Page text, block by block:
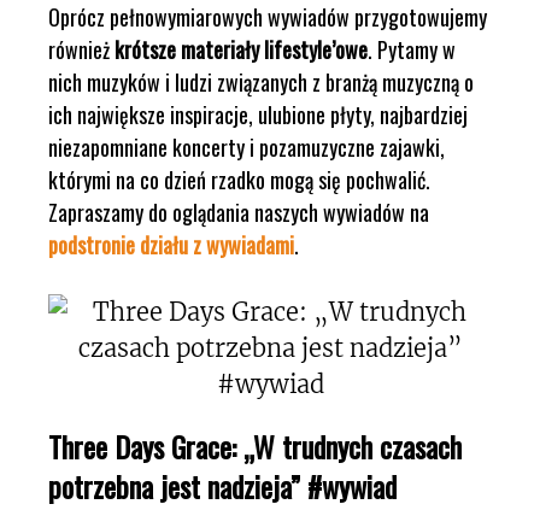
Oprócz pełnowymiarowych wywiadów przygotowujemy
równieżkrótsze materiały lifestyle’owe. Pytamy w
nich muzyków i ludzi związanych z branżą muzyczną o
ich największe inspiracje, ulubione płyty, najbardziej
niezapomniane koncerty i pozamuzyczne zajawki,
którymi na co dzień rzadko mogą się pochwalić.
Zapraszamy do oglądania naszych wywiadów na
podstronie działu z wywiadami.
Three Days Grace: „W trudnych czasach
potrzebna jest nadzieja” #wywiad